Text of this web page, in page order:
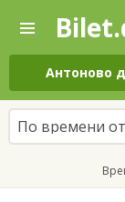
—
Поиск
и
покупка
билетов
на
автобус
онлайн
Антоново
По времени